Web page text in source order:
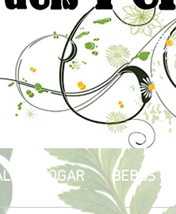
HOGAR BEBÉS &